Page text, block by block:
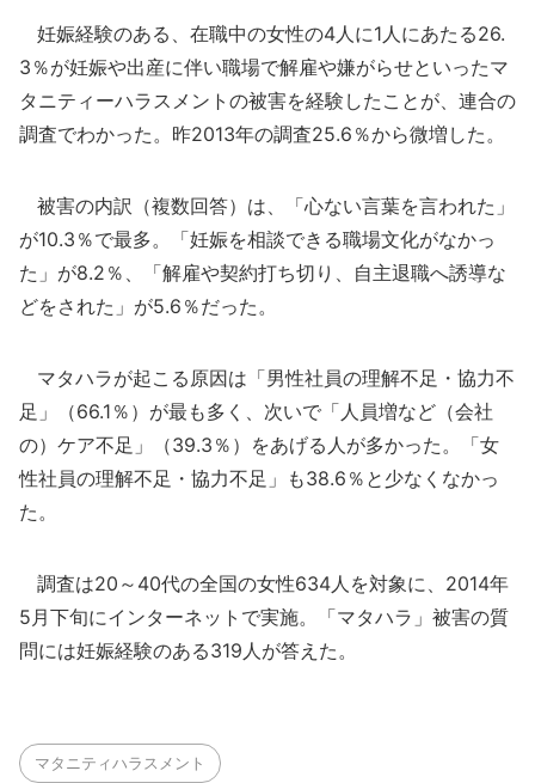
妊娠経験のある、在職中の女性の4人に1人にあたる26.
3％が妊娠や出産に伴い職場で解雇や嫌がらせといったマ
タニティーハラスメントの被害を経験したことが、連合の
調査でわかった。昨2013年の調査25.6％から微増した。
被害の内訳（複数回答）は、「心ない言葉を言われた」
が10.3％で最多。「妊娠を相談できる職場文化がなかっ
た」が8.2％、「解雇や契約打ち切り、自主退職へ誘導な
どをされた」が5.6％だった。
マタハラが起こる原因は「男性社員の理解不足・協力不
足」（66.1％）が最も多く、次いで「人員増など（会社
の）ケア不足」（39.3％）をあげる人が多かった。「女
性社員の理解不足・協力不足」も38.6％と少なくなかっ
た。
調査は20～40代の全国の女性634人を対象に、2014年
5月下旬にインターネットで実施。「マタハラ」被害の質
問には妊娠経験のある319人が答えた。
マタニティハラスメント